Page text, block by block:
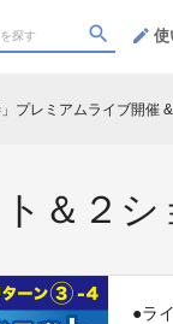
使
」プレミアムライブ開催
ト＆２
●ラ